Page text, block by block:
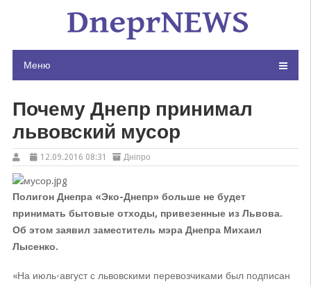
Меню
Почему Днепр принимал
львовский мусор
12.09.2016 08:31 Дніпро
Полигон Днепра «Эко-Днепр» больше не будет
принимать бытовые отходы, привезенные из Львова.
Об этом заявил заместитель мэра Днепра Михаил
Лысенко.
«На июль-август с львовскими перевозчиками был подписан